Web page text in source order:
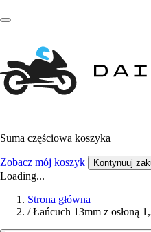
Suma częściowa koszyka
Zobacz mój koszyk Kontynuuj
Loading...
Strona główna
/ Łańcuch 13mm z osłoną